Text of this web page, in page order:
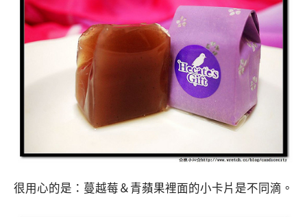
很用心的是：蔓越莓＆青蘋果裡面的小卡片是不同滴。